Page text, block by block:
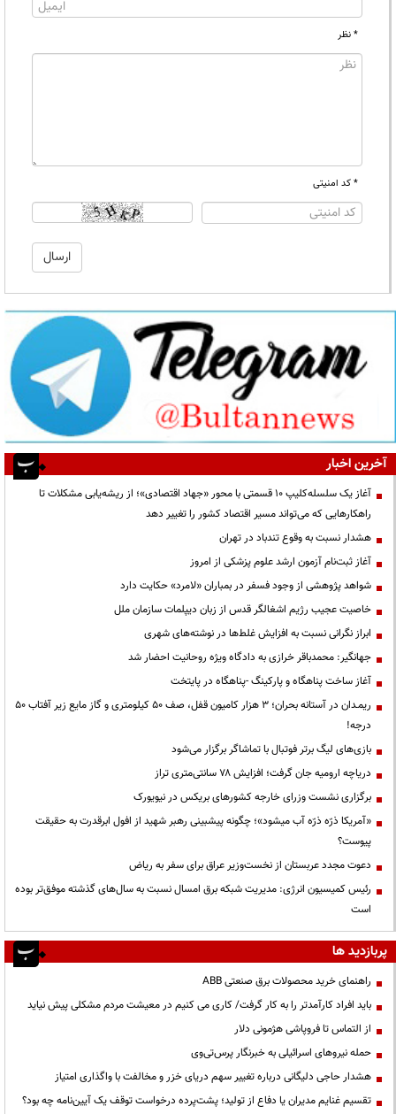
* نظر
* کد امنیتی
آخرین اخبار
آغاز یک سلسله‌کلیپ ۱۰ قسمتی با محور «جهاد اقتصادی»؛ از ریشه‌یابی مشکلات تا
راهکارهایی که می‌تواند مسیر اقتصاد کشور را تغییر دهد
هشدار نسبت به وقوع تندباد در تهران
آغاز ثبت‌نام آزمون ارشد علوم پزشکی از امروز
شواهد پژوهشی از وجود فسفر در بمباران «لامرد» حکایت دارد
خاصیت عجیب رژیم اشغالگر قدس از زبان دیپلمات سازمان ملل
ابراز نگرانی نسبت به افزایش غلط‌ها در نوشته‌های شهری
جهانگیر: محمدباقر خرازی به دادگاه ویژه روحانیت احضار شد
آغاز ساخت پناهگاه و پارکینگ -پناهگاه در پایتخت
ریمـدان در آستانه بحران؛ ۳ هزار کامیون قفل، صف ۵۰ کیلومتری و گاز مایع زیر آفتاب ۵۰
درجه!
بازی‌های لیگ برتر فوتبال با تماشاگر برگزار می‌شود
دریاچه ارومیه جان گرفت؛ افزایش ۷۸ سانتی‌متری تراز
برگزاری نشست وزرای خارجه کشورهای بریکس در نیویورک
«آمریکا ذرّه ذرّه آب میشود»؛ چگونه پیشبینی رهبر شهید از افول ابرقدرت به حقیقت
پیوست؟
دعوت مجدد عربستان از نخست‌وزیر عراق برای سفر به ریاض
رئیس کمیسیون انرژی: مدیریت شبکه برق امسال نسبت به سال‌های گذشته موفق‌تر بوده
است
پربازدید ها
راهنمای خرید محصولات برق صنعتی ABB
باید افراد کارآمدتر را به کار گرفت/ کاری می کنیم در معیشت مردم مشکلی پیش نیاید
از التماس تا فروپاشی هژمونی دلار
حمله نیروهای اسرائیلی به خبرنگار پرس‌تی‌وی
هشدار حاجی دلیگانی درباره تغییر سهم دریای خزر و مخالفت با واگذاری امتیاز
تقسیم غنایم مدیران یا دفاع از تولید؛ پشت‌پرده درخواست توقف یک آیین‌نامه چه بود؟